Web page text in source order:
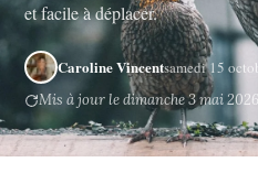
et facile à déplacer.
Caroline Vincentsamedi 15
Mis à jour le dimanche 3 mai 2026